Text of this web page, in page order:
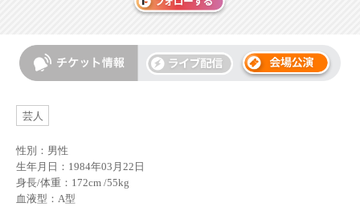
芸人
性別：男性
生年月日：1984年03月22日
身長/体重：172cm /55kg
血液型：A型